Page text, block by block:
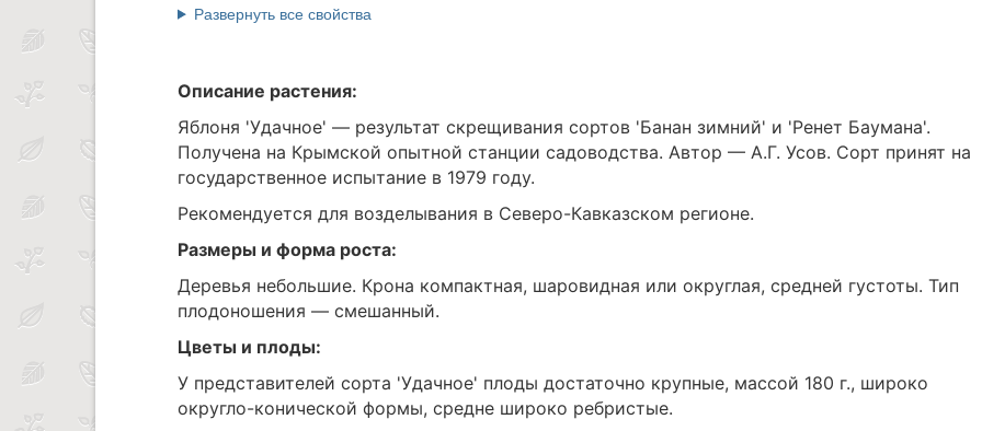
Развернуть все свойства
Описание растения:
Яблоня 'Удачное' — результат скрещивания сортов 'Банан зимний' и 'Ренет Баумана'.
Получена на Крымской опытной станции садоводства. Автор — А.Г. Усов. Сорт принят на
государственное испытание в 1979 году.
Рекомендуется для возделывания в Северо-Кавказском регионе.
Размеры и форма роста:
Деревья небольшие. Крона компактная, шаровидная или округлая, средней густоты. Тип
плодоношения — смешанный.
Цветы и плоды:
У представителей сорта 'Удачное' плоды достаточно крупные, массой 180 г., широко
округло-конической формы, средне широко ребристые.